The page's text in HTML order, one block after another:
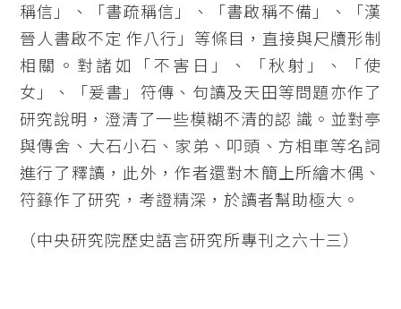
稱信」、「書疏稱信」、「書啟稱不備」、「漢
晉人書啟不定 作八行」等條目，直接與尺牘形制
相關。對諸如「不害日」、「秋射」、「使
女」、「爰書」符傳、句讀及天田等問題亦作了
研究說明，澄清了一些模糊不清的認 識。並對亭
與傳舍、大石小石、家弟、叩頭、方相車等名詞
進行了釋讀，此外，作者還對木簡上所繪木偶、
符籙作了研究，考證精深，於讀者幫助極大。
（中央研究院歷史語言研究所專刊之六十三）